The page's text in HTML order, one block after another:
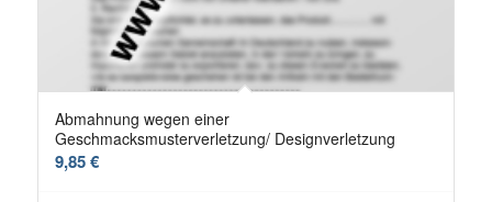
Abmahnung wegen einer
Geschmacksmusterverletzung/ Designverletzung
9,85€